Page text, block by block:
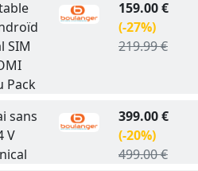
SIM
Pack
159.00 €
(-27%)
219.99 €
sans
V
399.00 €
(-20%)
499.00 €